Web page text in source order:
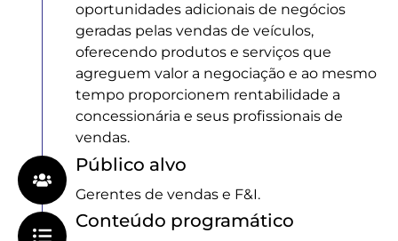
oportunidades adicionais de negócios
geradas pelas vendas de veículos,
oferecendo produtos e serviços que
agreguem valor a negociação e ao mesmo
tempo proporcionem rentabilidade a
concessionária e seus profissionais de
vendas.
Público alvo
Gerentes de vendas e F&I.
Conteúdo programático